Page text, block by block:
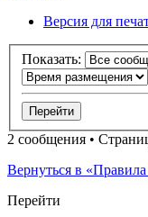
Версия для
Показать:
2 сообщения •
Вернуться в
Перейти